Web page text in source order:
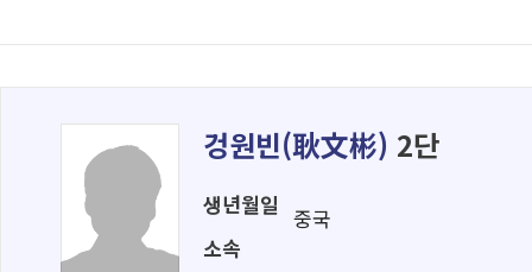
겅원빈(耿文彬) 2단
생년월일
소속
중국